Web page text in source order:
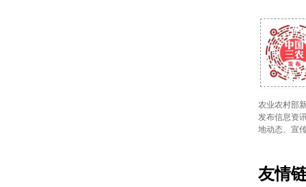
农业农村部
发布信息资
地动态、宣
友情